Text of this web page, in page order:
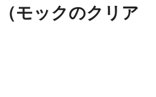
モックのクリア